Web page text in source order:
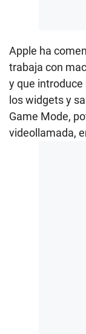
Apple ha
trabaja con
y que
los widgets y
Game Mode,
videollamada,